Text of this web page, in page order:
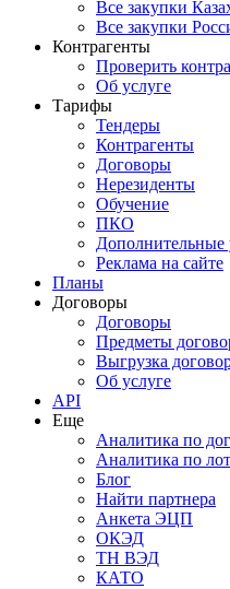
Все закупки
Все закупки
Контрагенты
Проверить
Об услуге
Тарифы
Тендеры
Контрагенты
Договоры
Нерезиденты
Обучение
ПКО
Дополнительные
Реклама на сайте
Планы
Договоры
Договоры
Предметы
Выгрузка
Об услуге
API
Еще
Аналитика по
Аналитика по
Блог
Найти партнера
Анкета ЭЦП
ОКЭД
ТН ВЭД
КАТО